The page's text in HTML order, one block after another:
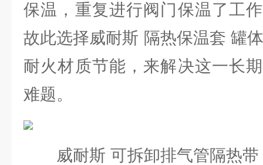
保温，重复进行阀门保温了工
故此选择威耐斯 隔热保温套 罐
耐火材质节能，来解决这一长
难题。
威耐斯 可拆卸排气管隔热带